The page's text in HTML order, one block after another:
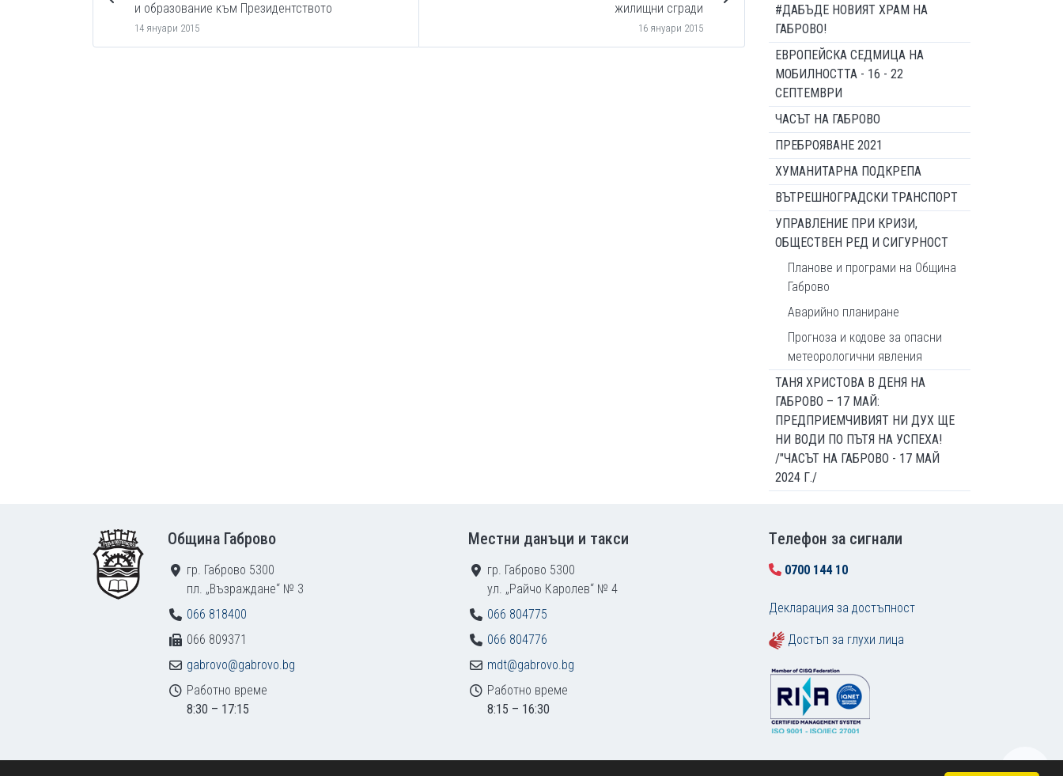
и образование към Президентството
14 януари 2015
жилищни сгради
16 януари 2015
#ДАБЪДЕ НОВИЯТ ХРАМ НА
ГАБРОВО!
ЕВРОПЕЙСКА СЕДМИЦА НА
МОБИЛНОСТТА - 16 - 22
СЕПТЕМВРИ
ЧАСЪТ НА ГАБРОВО
ПРЕБРОЯВАНЕ 2021
ХУМАНИТАРНА ПОДКРЕПА
ВЪТРЕШНОГРАДСКИ ТРАНСПОРТ
УПРАВЛЕНИЕ ПРИ КРИЗИ,
ОБЩЕСТВЕН РЕД И СИГУРНОСТ
Планове и програми на Община
Габрово
Аварийно планиране
Прогноза и кодове за опасни
метеорологични явления
ТАНЯ ХРИСТОВА В ДЕНЯ НА
ГАБРОВО – 17 МАЙ:
ПРЕДПРИЕМЧИВИЯТ НИ ДУХ ЩЕ
НИ ВОДИ ПО ПЪТЯ НА УСПЕХА!
/"ЧАСЪТ НА ГАБРОВО - 17 МАЙ
2024 Г./
Община Габрово
гр. Габрово 5300
пл. „Възраждане“ № 3
066 818400
066 809371
gabrovo@gabrovo.bg
Работно време
8:30 – 17:15
Местни данъци и такси
гр. Габрово 5300
ул. „Райчо Каролев“ № 4
066 804775
066 804776
mdt@gabrovo.bg
Работно време
8:15 – 16:30
Tелефон за сигнали
0700 144 10
Декларация за достъпност
Достъп за глухи лица